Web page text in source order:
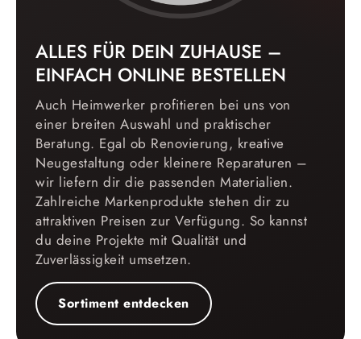
ALLES FÜR DEIN ZUHAUSE –
EINFACH ONLINE BESTELLEN
Auch Heimwerker profitieren bei uns von
einer breiten Auswahl und praktischer
Beratung. Egal ob Renovierung, kreative
Neugestaltung oder kleinere Reparaturen –
wir liefern dir die passenden Materialien.
Zahlreiche Markenprodukte stehen dir zu
attraktiven Preisen zur Verfügung. So kannst
du deine Projekte mit Qualität und
Zuverlässigkeit umsetzen.
Sortiment entdecken